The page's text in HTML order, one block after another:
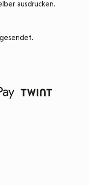
ausdrucken.